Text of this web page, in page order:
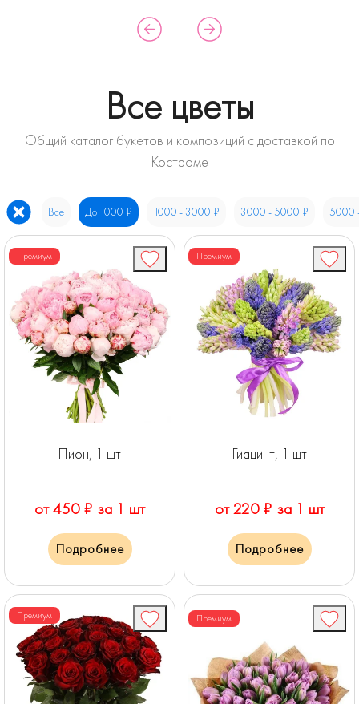
Все цветы
Общий каталог букетов и композиций с доставкой по
Костроме
Все До 1000 ₽ 1000 - 3000 ₽ 3000 - 5000 ₽ 5000
Премиум
Пион, 1 шт
от 450 ₽ за 1 шт
Подробнее
Премиум
Гиацинт, 1 шт
от 220 ₽ за 1 шт
Подробнее
Премиум Премиум